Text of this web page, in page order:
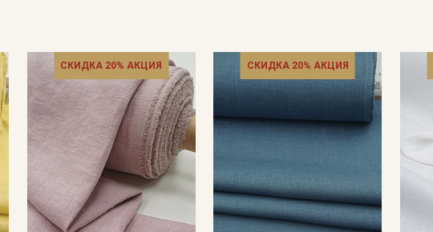
СКИДКА 20% АКЦИЯ СКИДКА 20% АКЦИЯ